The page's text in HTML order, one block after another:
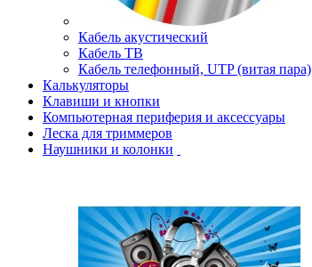
Кабель акустический
Кабель ТВ
Кабель телефонный, UTP (витая пара)
Калькуляторы
Клавиши и кнопки
Компьютерная периферия и аксессуары
Леска для триммеров
Наушники и колонки